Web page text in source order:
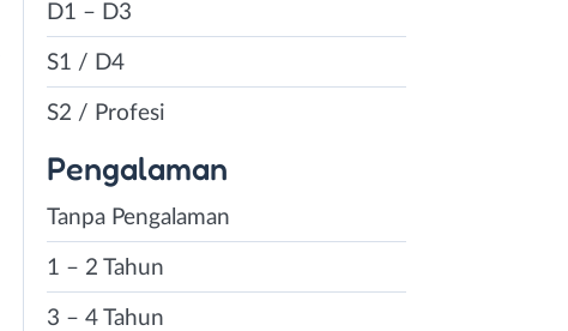
D1 – D3
S1 / D4
S2 / Profesi
Pengalaman
Tanpa Pengalaman
1 – 2 Tahun
3 – 4 Tahun